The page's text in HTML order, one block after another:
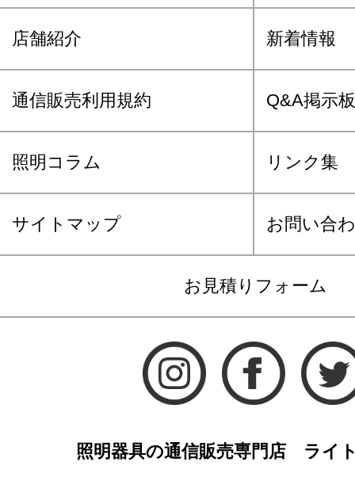
店舗紹介 新着情報
通信販売利用規約 Q&A掲示板
照明コラム リンク集
サイトマップ お問い合
お見積りフォーム
照明器具の通信販売専門店 ライ